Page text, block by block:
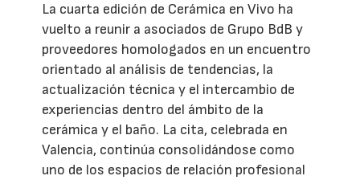
La cuarta edición de Cerámica en Vivo ha
vuelto a reunir a asociados de Grupo BdB y
proveedores homologados en un encuentro
orientado al análisis de tendencias, la
actualización técnica y el intercambio de
experiencias dentro del ámbito de la
cerámica y el baño. La cita, celebrada en
Valencia, continúa consolidándose como
uno de los espacios de relación profesional